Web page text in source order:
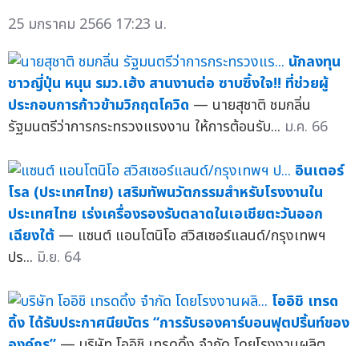
25 มกราคม 2566 17:23 น.
นักลงทุน
ชาวญี่ปุ่น หนุน รมว.เฮ้ง สานงานต่อ ซาบซึ้งใจ!! ที่ช่วยผู้
ประกอบการก้าวข้ามวิกฤตโควิด — นายสุชาติ ชมกลิ่น
รัฐมนตรีว่าการกระทรวงแรงงาน ให้การต้อนรับ... ม.ค. 66
อินเตอร์
โรล (ประเทศไทย) เสริมทัพนวัตกรรมสำหรับโรงงานใน
ประเทศไทย เร่งเครื่องรองรับตลาดในเอเชียตะวันออก
เฉียงใต้ — แซนต์ แอนโตนิโอ สวิสเซอร์แลนด์/กรุงเทพฯ
ปร... มิ.ย. 64
โออิชิ เทรด
ดิ้ง ได้รับประกาศนียบัตร “การรับรองคาร์บอนฟุตปริ้นท์ของ